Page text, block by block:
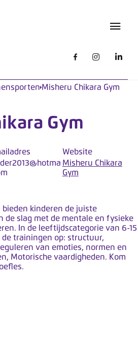
e
k
e
Misheru Chikara Gym
Gym
Website
Misheru Chikara
Gym
bieden kinderen de juiste
de slag met de mentale en fysieke
In de leeftijdscategorie van 6-15
trainingen op: structuur,
van emoties, normen en
Motorische vaardigheden. Kom